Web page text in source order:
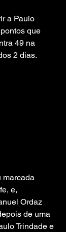
a Paulo
que
49 na
2 dias.
marcada
e,
Ordaz
de uma
Trindade e